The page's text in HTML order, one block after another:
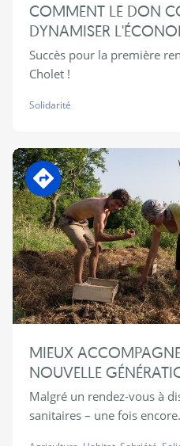
COMMENT LE DON
DYNAMISER
Succès pour la première
Cholet !
Solidarité
En transition
MIEUX
NOUVELLE
Malgré un rendez-vous à
sanitaires – une fois